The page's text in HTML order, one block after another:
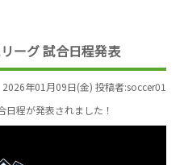
ーグ 試合日程発表
2026年01月09日(金) 投稿者:soccer01
程が発表されました！